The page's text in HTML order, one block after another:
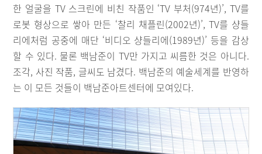
한 얼굴을 TV 스크린에 비친 작품인 ‘TV 부처(974년)’, TV를
로봇 형상으로 쌓아 만든 ‘찰리 채플린(2002년)’, TV를 샹들
리에처럼 공중에 매단 ‘비디오 샹들리에(1989년)’ 등을 감상
할 수 있다. 물론 백남준이 TV만 가지고 씨름한 것은 아니다.
조각, 사진 작품, 글씨도 남겼다. 백남준의 예술세계를 반영하
는 이 모든 것들이 백남준아트센터에 모여있다.